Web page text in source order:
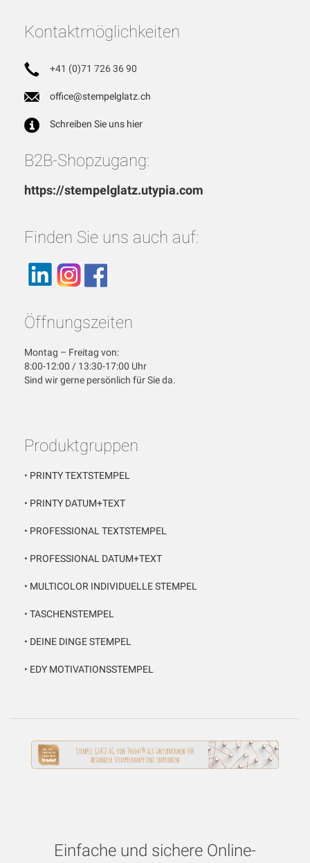
Kontaktmöglichkeiten
+41 (0)71 726 36 90
office@stempelglatz.ch
Schreiben Sie uns hier
B2B-Shopzugang:
https://stempelglatz.utypia.com
Finden Sie uns auch auf:
Öffnungszeiten
Montag – Freitag von:
8:00-12:00 / 13:30-17:00 Uhr
Sind wir gerne persönlich für Sie da.
Produktgruppen
• PRINTY TEXTSTEMPEL
• PRINTY DATUM+TEXT
• PROFESSIONAL TEXTSTEMPEL
• PROFESSIONAL DATUM+TEXT
• MULTICOLOR INDIVIDUELLE STEMPEL
• TASCHENSTEMPEL
• DEINE DINGE STEMPEL
• EDY MOTIVATIONSSTEMPEL
Einfache und sichere Online-